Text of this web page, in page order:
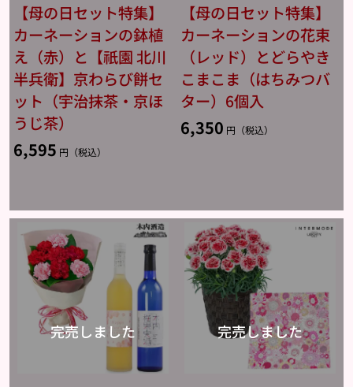
【母の日セット特集】
カーネーションの鉢植
え（赤）と【祇園 北川
半兵衛】京わらび餅セ
ット（宇治抹茶・京ほ
うじ茶）
6,595 円（税込）
【母の日セット特集】
カーネーションの花束
（レッド）とどらやき
こまこま（はちみつバ
ター）6個入
6,350 円（税込）